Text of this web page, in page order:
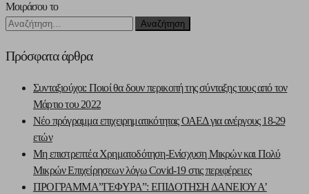
Μοιράσου το
Αναζήτηση
Πρόσφατα άρθρα
Συνταξιούχοι: Ποιοί θα δουν περικοπή της σύνταξης τους από τον
Μάρτιο του 2022
Νέο πρόγραμμα επιχειρηματικότητας ΟΑΕΔ για ανέργους 18-29
ετών
Μη επιστρεπτέα Χρηματοδότηση-Ενίσχυση Μικρών και Πολύ
Μικρών Επιχείρησεων λόγω Covid-19 στις περιφέρειες
ΠΡΟΓΡΑΜΜΑ”ΓΕΦΥΡΑ”: ΕΠΙΔΟΤΗΣΗ ΔΑΝΕΙΟΥ Α’